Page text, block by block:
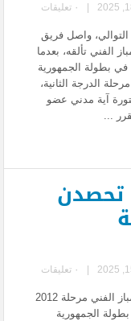
٠ تعليقات
التوالي، واصل فريق
الفني تألقه، بعدما
في بطولة الجمهورية
الدرجة الثانية،
آية مدني عضو
...
تحصدن
٠ تعليقات
توج فراشات الجمباز الفني مرحلة 2012
الجمهورية